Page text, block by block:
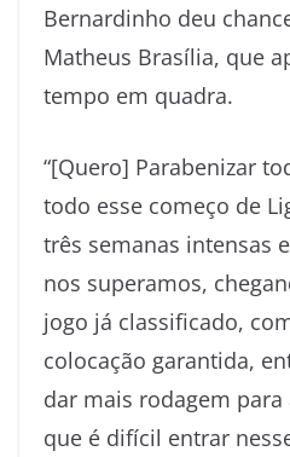
Bernardinho deu
Matheus Brasília, que
tempo em quadra.
“[Quero] Parabenizar
todo esse começo de
três semanas intensas
nos superamos,
jogo já classificado,
colocação garantida,
dar mais rodagem para
que é difícil entrar